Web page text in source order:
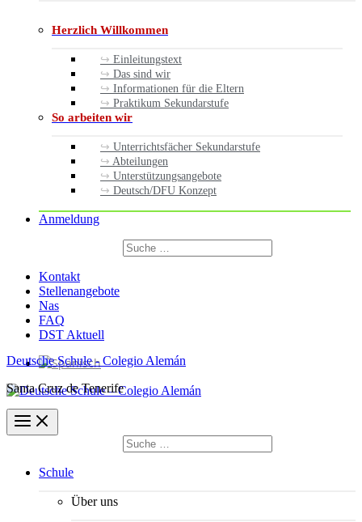
Herzlich Willkommen
Einleitungstext
Das sind wir
Informationen für die Eltern
Praktikum Sekundarstufe
So arbeiten wir
Unterrichtsfächer Sekundarstufe
Abteilungen
Unterstützungsangebote
Deutsch/DFU Konzept
Anmeldung
Suchen
nach:
Kontakt
Stellenangebote
Nas
FAQ
DST Aktuell
Deutsche Schule - Colegio Alemán
Santa Cruz de Tenerife
Suchen
nach:
Schule
Über uns